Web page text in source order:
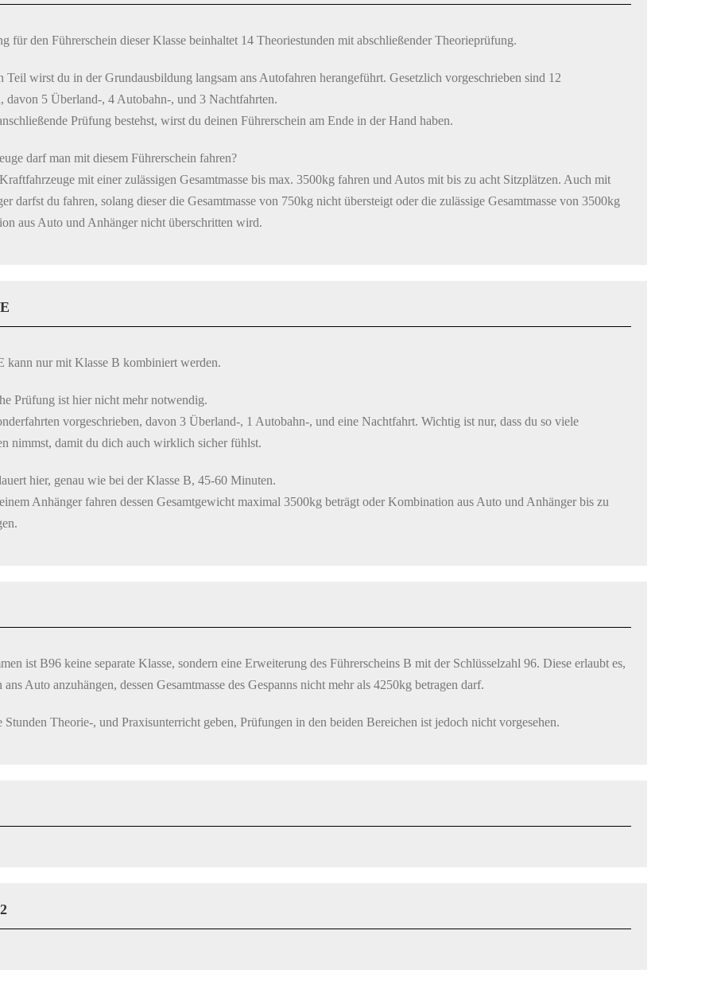
für den Führerschein dieser Klasse beinhaltet 14 Theoriestunden mit abschließender Theorieprüfung.
Teil wirst du in der Grundausbildung langsam ans Autofahren herangeführt. Gesetzlich vorgeschrieben sind 12
davon 5 Überland-, 4 Autobahn-, und 3 Nachtfahrten.
Prüfung bestehst, wirst du deinen Führerschein am Ende in der Hand haben.
darf man mit diesem Führerschein fahren?
mit einer zulässigen Gesamtmasse bis max. 3500kg fahren und Autos mit bis zu acht Sitzplätzen. Auch mit
darfst du fahren, solang dieser die Gesamtmasse von 750kg nicht übersteigt oder die zulässige Gesamtmasse von 3500kg
aus Auto und Anhänger nicht überschritten wird.
kann nur mit Klasse B kombiniert werden.
Prüfung ist hier nicht mehr notwendig.
vorgeschrieben, davon 3 Überland-, 1 Autobahn-, und eine Nachtfahrt. Wichtig ist nur, dass du so viele
nimmst, damit du dich auch wirklich sicher fühlst.
hier, genau wie bei der Klasse B, 45-60 Minuten.
Anhänger fahren dessen Gesamtgewicht maximal 3500kg beträgt oder Kombination aus Auto und Anhänger bis zu
ist B96 keine separate Klasse, sondern eine Erweiterung des Führerscheins B mit der Schlüsselzahl 96. Diese erlaubt es,
ans Auto anzuhängen, dessen Gesamtmasse des Gespanns nicht mehr als 4250kg betragen darf.
Theorie-, und Praxisunterricht geben, Prüfungen in den beiden Bereichen ist jedoch nicht vorgesehen.